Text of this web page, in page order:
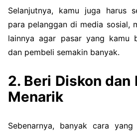
Selanjutnya, kamu juga harus
para pelanggan di media sosial,
lainnya agar pasar yang kamu
dan pembeli semakin banyak.
2. Beri Diskon dan
Menarik
Sebenarnya, banyak cara